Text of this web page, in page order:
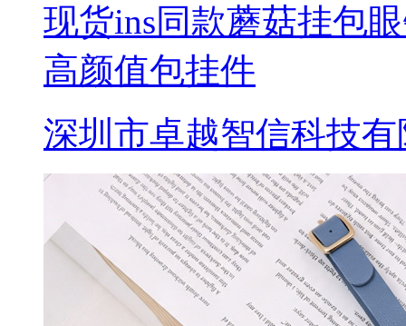
现货ins同款蘑菇挂包
高颜值包挂件
深圳市卓越智信科技